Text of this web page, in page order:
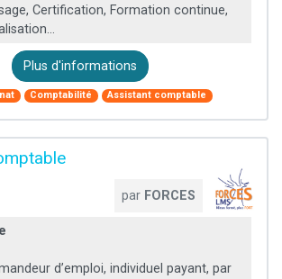
Certification, Formation continue,
Plus d'informations
Comptabilité Assistant comptable
par FORCES
d’emploi, individuel payant, par